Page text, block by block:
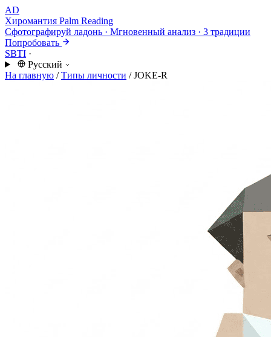
AD
Хиромантия Palm Reading
Сфотографируй ладонь · Мгновенный анализ · 3 традиции
Попробовать
SBTI ·
Русский
На главную / Типы личности / JOKE-R